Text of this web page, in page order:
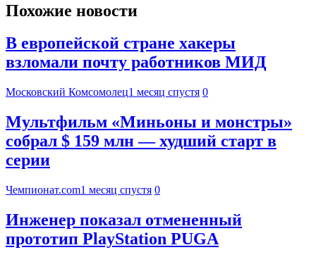
Похожие новости
В европейской стране хакеры
взломали почту работников МИД
Московский Комсомолец1 месяц спустя 0
Мультфильм «Миньоны и монстры»
собрал $ 159 млн — худший старт в
серии
Чемпионат.com1 месяц спустя 0
Инженер показал отмененный
прототип PlayStation PUGA